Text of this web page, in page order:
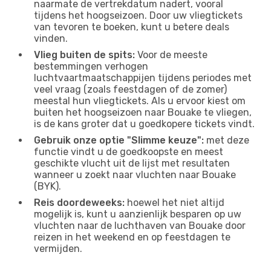
naarmate de vertrekdatum nadert, vooral
tijdens het hoogseizoen. Door uw vliegtickets
van tevoren te boeken, kunt u betere deals
vinden.
Vlieg buiten de spits: Voor de meeste
bestemmingen verhogen
luchtvaartmaatschappijen tijdens periodes met
veel vraag (zoals feestdagen of de zomer)
meestal hun vliegtickets. Als u ervoor kiest om
buiten het hoogseizoen naar Bouake te vliegen,
is de kans groter dat u goedkopere tickets vindt.
Gebruik onze optie "Slimme keuze": met deze
functie vindt u de goedkoopste en meest
geschikte vlucht uit de lijst met resultaten
wanneer u zoekt naar vluchten naar Bouake
(BYK).
Reis doordeweeks: hoewel het niet altijd
mogelijk is, kunt u aanzienlijk besparen op uw
vluchten naar de luchthaven van Bouake door
reizen in het weekend en op feestdagen te
vermijden.